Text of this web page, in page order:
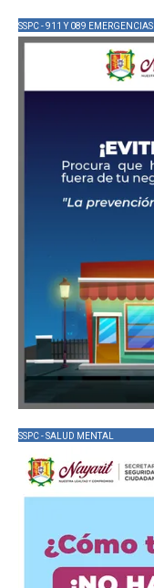
SSPC - 911 Y 089 EMERGENCIAS
SSPC - SALUD MENTAL